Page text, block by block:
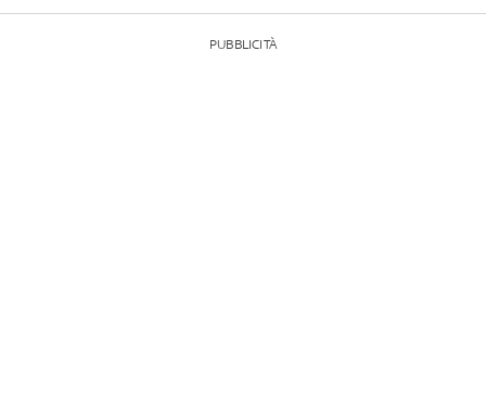
PUBBLICITÀ